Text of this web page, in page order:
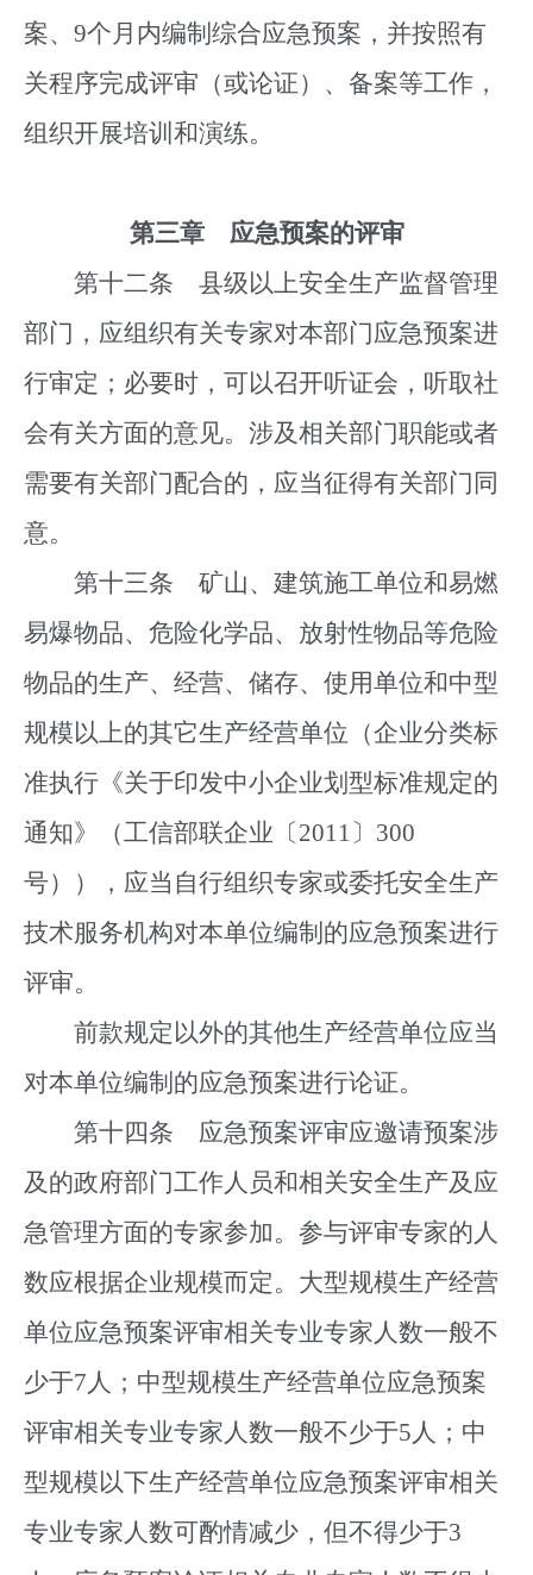
案、9个月内编制综合应急预案，并按照有
关程序完成评审（或论证）、备案等工作，
组织开展培训和演练。
第三章 应急预案的评审
第十二条 县级以上安全生产监督管理
部门，应组织有关专家对本部门应急预案进
行审定；必要时，可以召开听证会，听取社
会有关方面的意见。涉及相关部门职能或者
需要有关部门配合的，应当征得有关部门同
意。
第十三条 矿山、建筑施工单位和易燃
易爆物品、危险化学品、放射性物品等危险
物品的生产、经营、储存、使用单位和中型
规模以上的其它生产经营单位（企业分类标
准执行《关于印发中小企业划型标准规定的
通知》（工信部联企业〔2011〕300
号）），应当自行组织专家或委托安全生产
技术服务机构对本单位编制的应急预案进行
评审。
前款规定以外的其他生产经营单位应当
对本单位编制的应急预案进行论证。
第十四条 应急预案评审应邀请预案涉
及的政府部门工作人员和相关安全生产及应
急管理方面的专家参加。参与评审专家的人
数应根据企业规模而定。大型规模生产经营
单位应急预案评审相关专业专家人数一般不
少于7人；中型规模生产经营单位应急预案
评审相关专业专家人数一般不少于5人；中
型规模以下生产经营单位应急预案评审相关
专业专家人数可酌情减少，但不得少于3